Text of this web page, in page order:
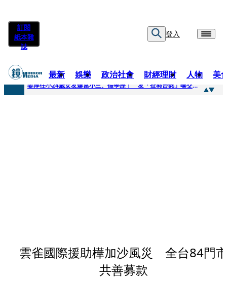
訂閱
紙本雜
誌
登入
最新 娛樂 政治社會 財經理財 人物 美
快訊
姜厚任小24歲女友爆當小三、假學歷！ 友「扯郭台銘」曝交往內幕：我們又不像他
雲雀國際援助樺加沙風災 全台84門
共善募款